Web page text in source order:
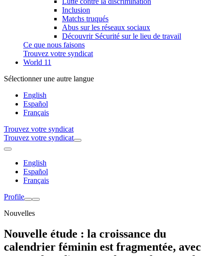
Inclusion
Matchs truqués
Abus sur les réseaux sociaux
Découvrir Sécurité sur le lieu de travail
Ce que nous faisons
Trouvez votre syndicat
World 11
Sélectionner une autre langue
English
Español
Français
Trouvez votre syndicat
Trouvez votre syndicat
English
Español
Français
Profile
Nouvelles
Nouvelle étude : la croissance du
calendrier féminin est fragmentée, avec